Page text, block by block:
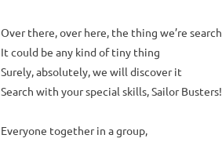
Over there, over here, the thing we’re
It could be any kind of tiny thing
Surely, absolutely, we will discover it
Search with your special skills, Sailor Busters!
Everyone together in a group,